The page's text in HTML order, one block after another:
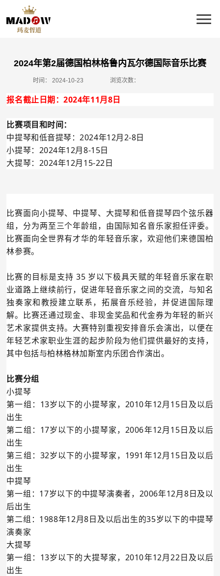
2024年第2届德国柏林格鲁内瓦尔德国际音乐比赛
时间： 2024-10-23 浏览次数：
报名截止日期：2024年11月8日
比赛项目和时间：
中提琴和低音提琴：2024年12月2-8日
小提琴：2024年12月8-15日
大提琴：2024年12月15-22日
比赛面向小提琴、中提琴、大提琴和低音提琴四个弦乐器
组，分为两至三个年龄组，由国际知名音乐家担任评委。
比赛面向全世界有才华的年轻音乐家，欢迎他们来德国柏
林参赛。
比赛的目标是支持 35 岁以下极具天赋的年轻音乐家在职
业道路上继续前行，促进年轻音乐家之间的交流，与知名
独奏家和教授建立联系，拓展音乐经验，并促进国际理
解。比赛还通过现金、非现金奖品和代金券为年轻的新兴
艺术家提供支持。大赛特别重视安排音乐会演出，以便在
年轻艺术家职业生涯的起步阶段为他们提供最好的支持，
其中包括与柏林格林加斯室内乐团合作演出。
比赛分组
小提琴
第一组：13岁以下的小提琴家，2010年12月15日及以后
出生
第二组：17岁以下的小提琴家，2006年12月15日及以后
出生
第三组：32岁以下的小提琴家，1991年12月15日及以后
出生
中提琴
第一组：17岁以下的中提琴演奏者，2006年12月8日及以
后出生
第二组：1988年12月8日及以后出生的35岁以下的中提琴
演奏家
大提琴
第一组：13岁以下的大提琴家，2010年12月22日及以后
出生